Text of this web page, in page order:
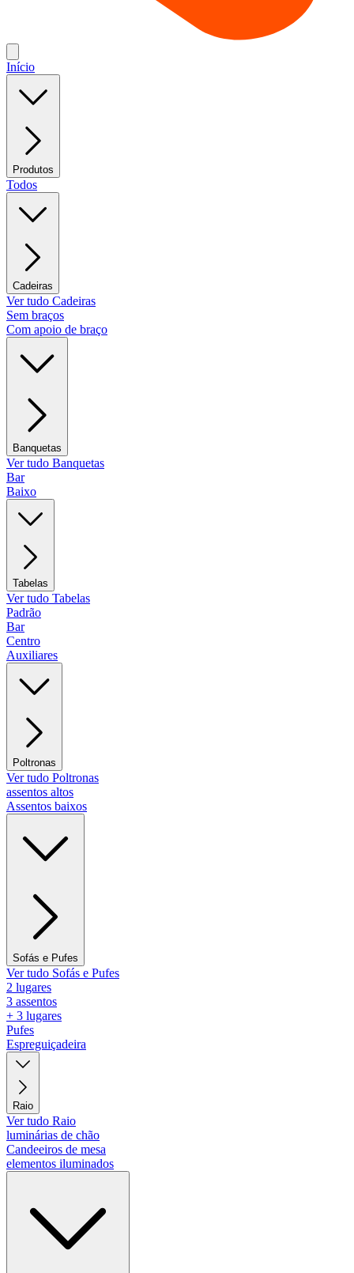
Início
Produtos
Todos
Cadeiras
Ver tudo Cadeiras
Sem braços
Com apoio de braço
Banquetas
Ver tudo Banquetas
Bar
Baixo
Tabelas
Ver tudo Tabelas
Padrão
Bar
Centro
Auxiliares
Poltronas
Ver tudo Poltronas
assentos altos
Assentos baixos
Sofás e Pufes
Ver tudo Sofás e Pufes
2 lugares
3 assentos
+ 3 lugares
Pufes
Espreguiçadeira
Raio
Ver tudo Raio
luminárias de chão
Candeeiros de mesa
elementos iluminados